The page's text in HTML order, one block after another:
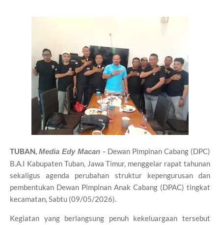
TUBAN, Media Edy Macan– Dewan Pimpinan Cabang (DPC)
B.A.I Kabupaten Tuban, Jawa Timur, menggelar rapat tahunan
sekaligus agenda perubahan struktur kepengurusan dan
pembentukan Dewan Pimpinan Anak Cabang (DPAC) tingkat
kecamatan, Sabtu (09/05/2026).
Kegiatan yang berlangsung penuh kekeluargaan tersebut